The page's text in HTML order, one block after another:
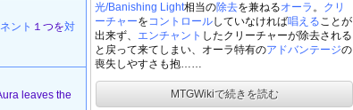
光/Banishing Light相当の除去を兼ねるオーラ 。 クリ
ーチャーをコントロールしていなければ唱えることが
出来ず、 エンチャント したクリーチャーが除去される
と戻って来てしまい、オーラ特有のアドバンテージの
喪失しやすさも抱……
MTGWikiで続きを読む
ント １つを対
leaves the